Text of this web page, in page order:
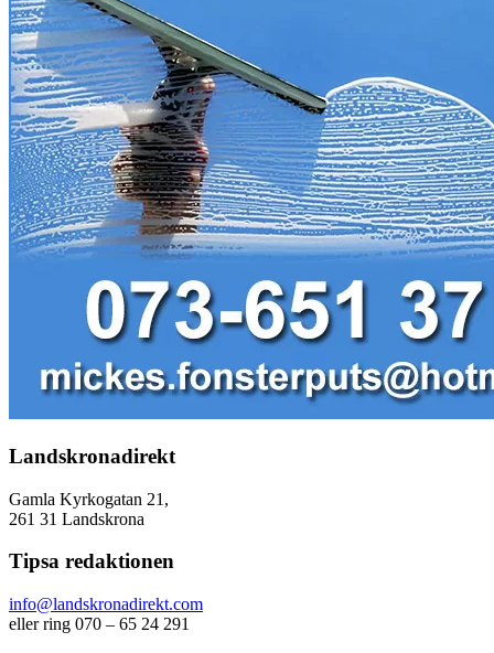
Landskronadirekt
Gamla Kyrkogatan 21,
261 31 Landskrona
Tipsa redaktionen
info@landskronadirekt.com
eller ring 070 – 65 24 291